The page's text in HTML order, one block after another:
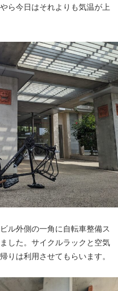
ら今日はそれよりも気温が上
ル外側の一角に自転車整備ス
した。サイクルラックと空気
りは利用させてもらいます。